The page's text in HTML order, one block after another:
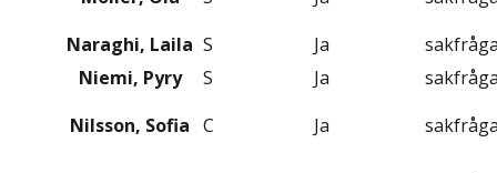
Naraghi, Laila S Ja
Niemi, Pyry
S Ja
Nilsson, Sofia C Ja